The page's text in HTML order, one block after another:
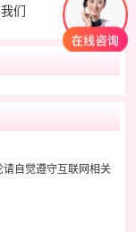
们
请自觉遵守互联网相关